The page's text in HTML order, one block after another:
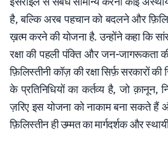
है, बल्कि अरब पहचान को बदलने और
ख़त्म करने की योजना है. उन्होंने कहा कि
रक्षा की पहली पंक्ति और जन-जागरूकता
फ़िलिस्तीनी कॉज़ की रक्षा सिर्फ़ सरकारों की
के प्रतिनिधियों का कर्तव्य है, जो क़ानून,
ज़रिए इस योजना को नाकाम बना सकते
फ़िलिस्तीन ही उम्मत का मार्गदर्शक और